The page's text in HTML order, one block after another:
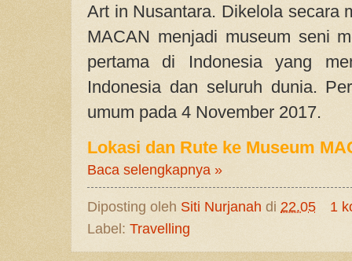
Art in Nusantara. Dikelola secara
MACAN menjadi museum seni
pertama di Indonesia yang
Indonesia dan seluruh dunia.
umum pada 4 November 2017.
Lokasi dan Rute ke Museum
Baca selengkapnya »
Diposting oleh Siti Nurjanah di 22.05
1
Label: Travelling